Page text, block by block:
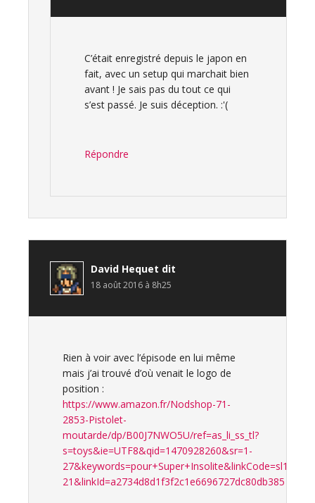
C’était enregistré depuis le japon en
fait, avec un setup qui marchait bien
avant ! Je sais pas du tout ce qui
s’est passé. Je suis déception. :'(
Répondre
David Hequet dit
18 août 2016 à 8h25
Rien à voir avec l’épisode en lui même
mais j’ai trouvé d’où venait le logo de
position :
https://www.amazon.fr/Nodshop-71-
2853-Pistolet-
moutarde/dp/B00J7NWO5U/ref=as_li_ss_tl?
s=toys&ie=UTF8&qid=1470928260&sr=1-
21&linkId=a2734d8d1f3f2c1e6696727dc80db385